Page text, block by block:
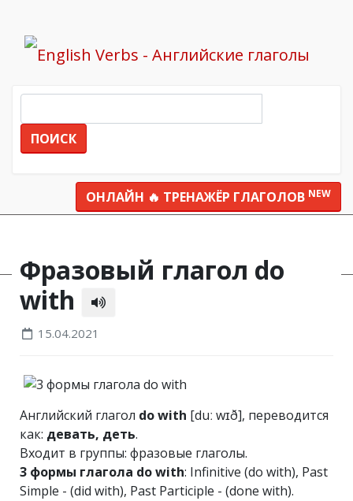
ПОИСК
ОНЛАЙН 🔥 ТРЕНАЖЁР ГЛАГОЛОВ NEW
Фразовый глагол do
with
15.04.2021
Английский глагол do with [duː wɪð], переводится
как: девать, деть.
Входит в группы: фразовые глаголы.
3 формы глагола do with: Infinitive (do with), Past
Simple - (did with), Past Participle - (done with).